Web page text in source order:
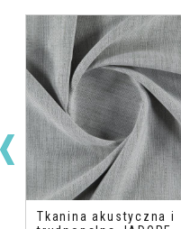
Tkanina akustyczna i